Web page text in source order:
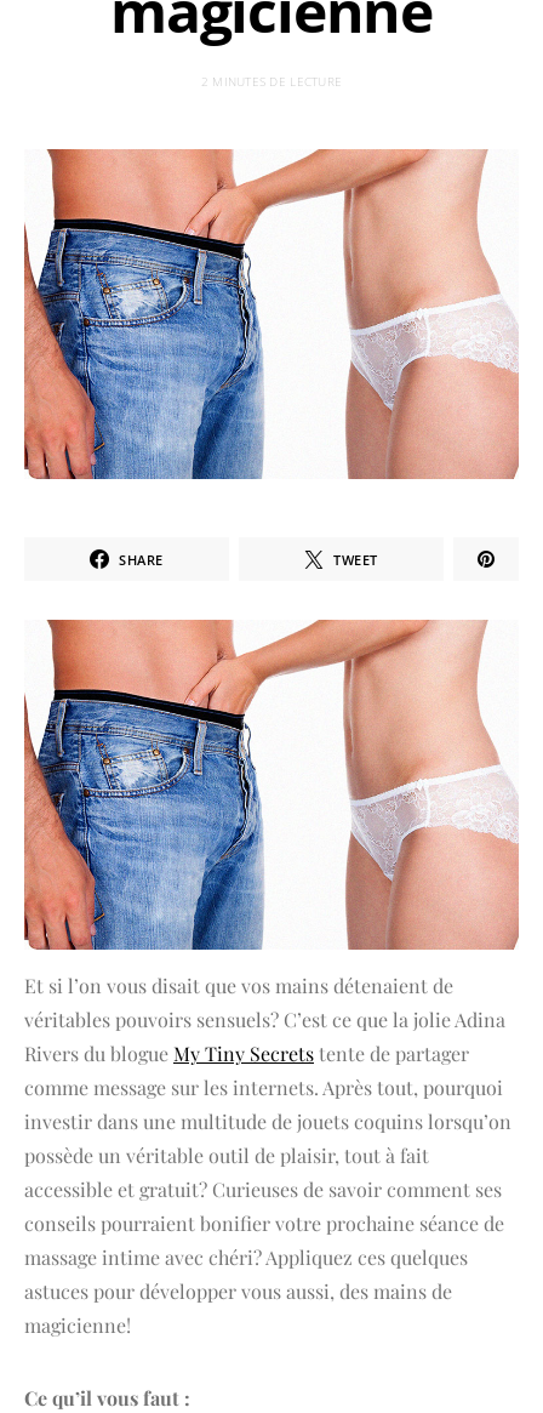
2 MINUTES DE LECTURE
SHARE TWEET
Et si l’on vous disait que vos mains détenaient de
véritables pouvoirs sensuels? C’est ce que la jolie Adina
Rivers du blogueMy Tiny Secretstente de partager
comme message sur les internets. Après tout, pourquoi
investir dans une multitude de jouets coquins lorsqu’on
possède un véritable outil de plaisir, tout à fait
accessible et gratuit? Curieuses de savoir comment ses
conseils pourraient bonifier votre prochaine séance de
massage intime avec chéri? Appliquez ces quelques
astuces pour développer vous aussi, des mains de
magicienne!
Ce qu’il vous faut :